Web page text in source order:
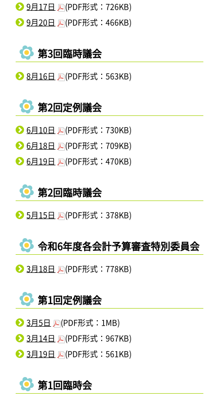
9月17日
(PDF形式：726KB)
9月20日
(PDF形式：466KB)
第3回臨時議会
8月16日 (PDF形式：563KB)
第2回定例議会
6月10日
(PDF形式：730KB)
6月18日
(PDF形式：709KB)
6月19日
(PDF形式：470KB)
第2回臨時議会
5月15日 (PDF形式：378KB)
令和6年度各会計予算審査特別委員会
3月18日 (PDF形式：778KB)
第1回定例議会
3月5日
(PDF形式：1MB)
3月14日
(PDF形式：967KB)
3月19日
(PDF形式：561KB)
第1回臨時会